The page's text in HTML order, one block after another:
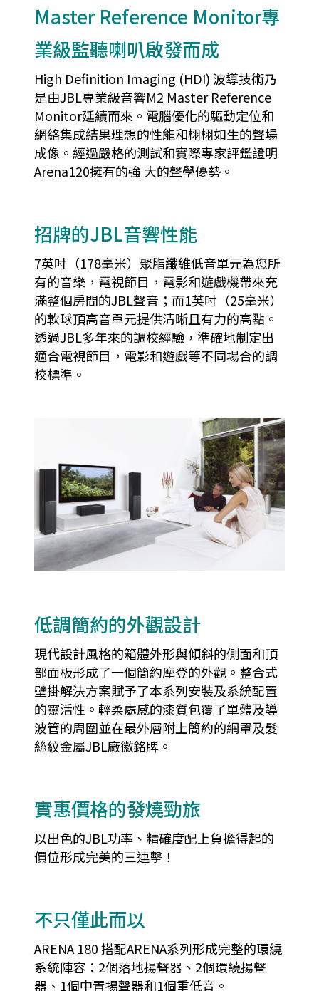
Master Reference Monitor專
業級監聽喇叭啟發而成
High Definition Imaging (HDI) 波導技術乃
是由JBL專業級音響M2 Master Reference
Monitor延續而來。電腦優化的驅動定位和
網絡集成結果理想的性能和栩栩如生的聲場
成像。經過嚴格的測試和實際專家評鑑證明
Arena120擁有的強 大的聲學優勢。
招牌的JBL音響性能
7英吋（178毫米）聚脂纖維低音單元為您所
有的音樂，電視節目，電影和遊戲機帶來充
滿整個房間的JBL聲音；而1英吋（25毫米）
的軟球頂高音單元提供清晰且有力的高點。
透過JBL多年來的調校經驗，準確地制定出
適合電視節目，電影和遊戲等不同場合的調
校標準。
低調簡約的外觀設計
現代設計風格的箱體外形與傾斜的側面和頂
部面板形成了一個簡約摩登的外觀。整合式
壁掛解決方案賦予了本系列安裝及系統配置
的靈活性。輕柔處感的漆質包覆了單體及導
波管的周圍並在最外層附上簡約的網罩及髮
絲紋金屬JBL廠徽銘牌。
實惠價格的發燒勁旅
以出色的JBL功率、精確度配上負擔得起的
價位形成完美的三連擊！
不只僅此而以
ARENA 180 搭配ARENA系列形成完整的環繞
系統陣容：2個落地揚聲器、2個環繞揚聲
器、1個中置揚聲器和1個重低音。